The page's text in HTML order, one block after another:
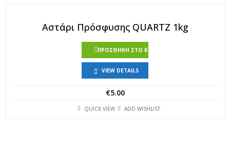
Αστάρι Πρόσφυσης QUARTZ 1kg
ΠΡΟΣΘΉΚΗ ΣΤΟ ΚΑΛΆΘΙ
VIEW DETAILS
€5.00
QUICK VIEW ADD WISHLIST